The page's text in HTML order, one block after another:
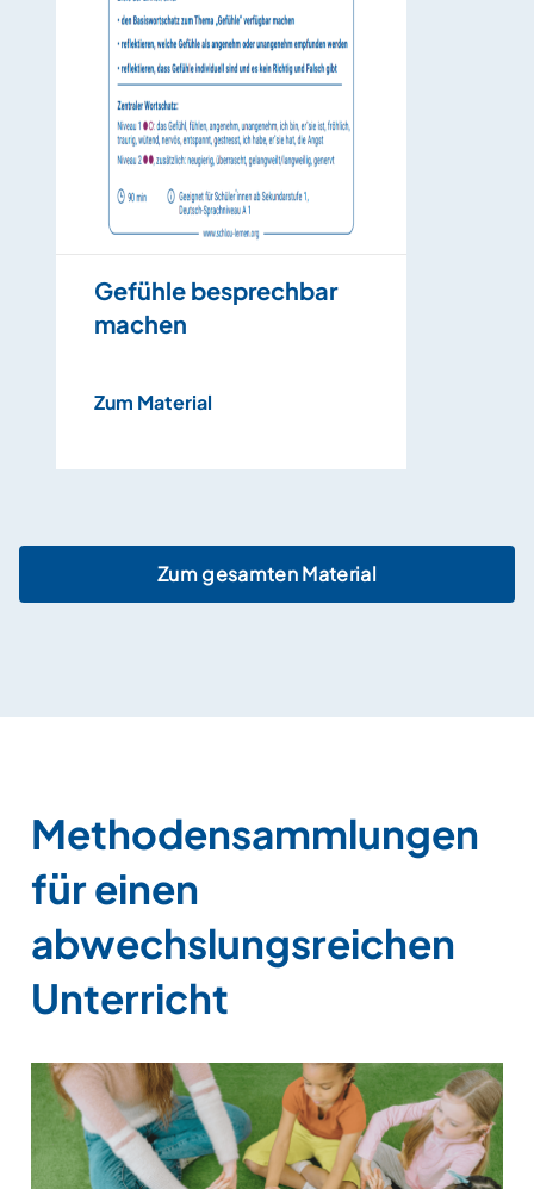
Gefühle besprechbar
machen
Zum Material
Zum gesamten Material
Methodensammlungen
für einen
abwechslungsreichen
Unterricht